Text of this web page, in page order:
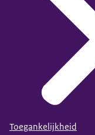
Toegankelijkheid